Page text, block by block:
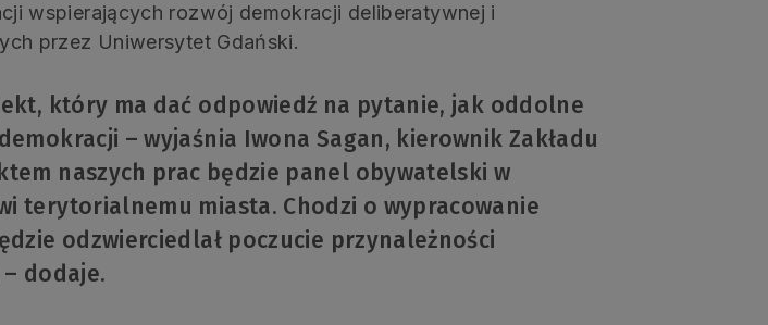
wspierających rozwój demokracji deliberatywnej i
przez Uniwersytet Gdański.
który ma dać odpowiedź na pytanie, jak oddolne
– wyjaśnia Iwona Sagan, kierownik Zakładu
naszych prac będzie panel obywatelski w
terytorialnemu miasta. Chodzi o wypracowanie
odzwierciedlał poczucie przynależności
dodaje.